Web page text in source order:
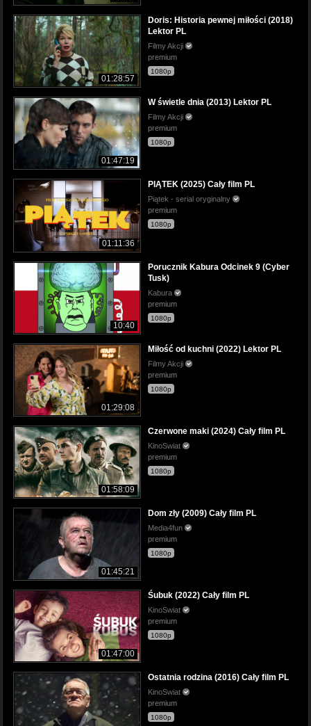
01:28:57
Doris: Historia pewnej miłości (2018)
Lektor PL
Filmy Akcji
premium
1080p
01:47:19
W świetle dnia (2013) Lektor PL
Filmy Akcji
premium
1080p
01:11:36
PIĄTEK (2025) Cały film PL
Piątek - serial oryginalny
premium
1080p
10:40
Porucznik Kabura Odcinek 9 (Cyber
Tusk)
Kabura
premium
1080p
01:29:08
Miłość od kuchni (2022) Lektor PL
Filmy Akcji
premium
1080p
01:58:09
Czerwone maki (2024) Cały film PL
KinoSwiat
premium
1080p
01:45:21
Dom zły (2009) Cały film PL
Media4fun
premium
1080p
01:47:00
Śubuk (2022) Cały film PL
KinoSwiat
premium
1080p
Ostatnia rodzina (2016) Cały film PL
KinoSwiat
premium
1080p